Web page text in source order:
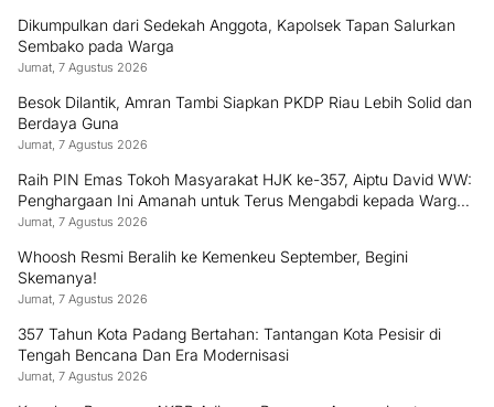
Dikumpulkan dari Sedekah Anggota, Kapolsek Tapan Salurkan
Sembako pada Warga
Jumat, 7 Agustus 2026
Besok Dilantik, Amran Tambi Siapkan PKDP Riau Lebih Solid dan
Berdaya Guna
Jumat, 7 Agustus 2026
Raih PIN Emas Tokoh Masyarakat HJK ke-357, Aiptu David WW:
Penghargaan Ini Amanah untuk Terus Mengabdi kepada Warga
Padang
Jumat, 7 Agustus 2026
Whoosh Resmi Beralih ke Kemenkeu September, Begini
Skemanya!
Jumat, 7 Agustus 2026
357 Tahun Kota Padang Bertahan: Tantangan Kota Pesisir di
Tengah Bencana Dan Era Modernisasi
Jumat, 7 Agustus 2026